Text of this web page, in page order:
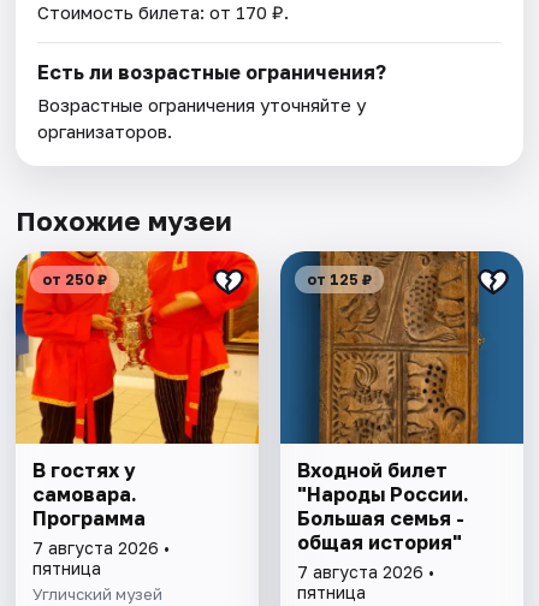
Стоимость билета: от 170 ₽.
Есть ли возрастные ограничения?
Возрастные ограничения уточняйте у
организаторов.
Похожие музеи
от 250 ₽
В гостях у
самовара.
Программа
7 августа 2026 •
пятница
Угличский музей
от 125 ₽
Входной билет
"Народы России.
Большая семья -
общая история"
7 августа 2026 •
пятница